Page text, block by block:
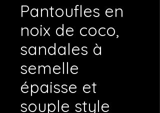
Pantoufles en
noix de coco,
sandales à
semelle
épaisse et
souple style